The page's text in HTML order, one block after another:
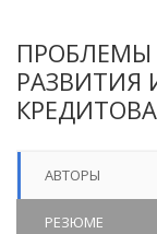
ПРОБЛЕМЫ
РАЗВИТИЯ
АВТОРЫ
РЕЗЮМЕ